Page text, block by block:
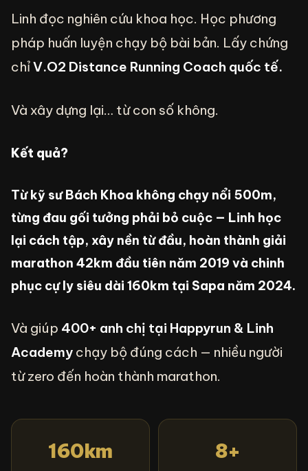
Linh đọc nghiên cứu khoa học. Học phương
pháp huấn luyện chạy bộ bài bản. Lấy chứng
chỉV.O2 Distance Running Coach quốc tế.
Và xây dựng lại… từ con số không.
Kết quả?
Từ kỹ sư Bách Khoa không chạy nổi 500m,
từng đau gối tưởng phải bỏ cuộc — Linh học
lại cách tập, xây nền từ đầu, hoàn thành giải
marathon 42km đầu tiên năm 2019 và chinh
phục cự ly siêu dài 160km tại Sapa năm 2024.
Và giúp 400+ anh chị tại Happyrun & Linh
Academy chạy bộ đúng cách — nhiều người
từ zero đến hoàn thành marathon.
160km 8+